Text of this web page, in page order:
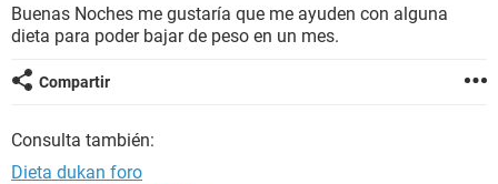
BIENESTAR
SEXUALIDAD
GLOSARIO
Buenas Noches me gustaría que me ayuden con alguna
dieta para poder bajar de peso en un mes.
Compartir
Consulta también:
Dieta dukan foro